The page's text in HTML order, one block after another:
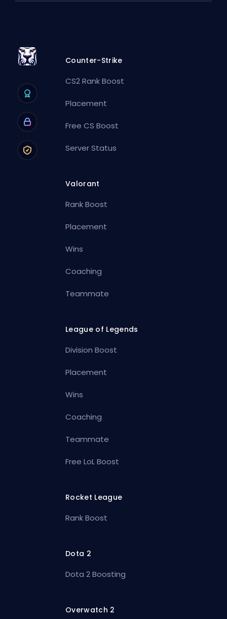
Counter-Strike
CS2 Rank Boost
Placement
Free CS Boost
Server Status
Valorant
Rank Boost
Placement
Wins
Coaching
Teammate
League of Legends
Division Boost
Placement
Wins
Coaching
Teammate
Free LoL Boost
Rocket League
Rank Boost
Dota 2
Dota 2 Boosting
Overwatch 2